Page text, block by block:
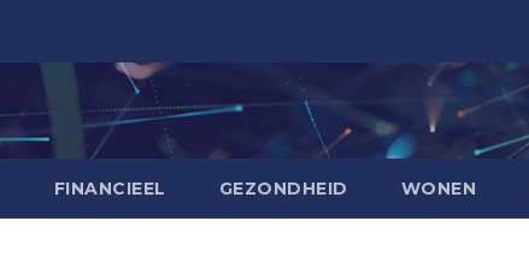
FINANCIEEL GEZONDHEID WONEN